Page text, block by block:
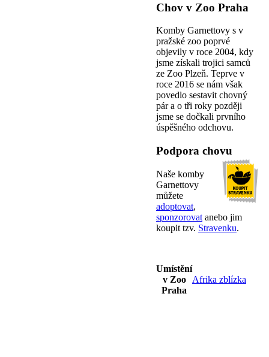
Chov v Zoo Praha
Komby Garnettovy s v
pražské zoo poprvé
objevily v roce 2004, kdy
jsme získali trojici samců
ze Zoo Plzeň. Teprve v
roce 2016 se nám však
povedlo sestavit chovný
pár a o tři roky později
jsme se dočkali prvního
úspěšného odchovu.
Podpora chovu
Naše komby
Garnettovy
můžete
adoptovat,
sponzorovat anebo jim
koupit tzv. Stravenku.
Umístění
v Zoo
Praha
Afrika zblízka